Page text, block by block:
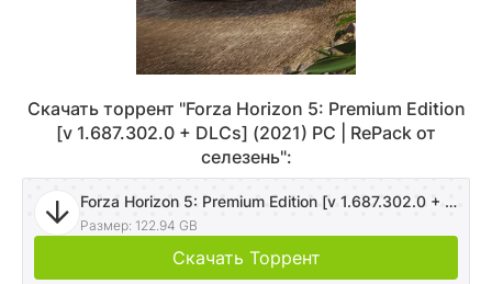
Скачать торрент "Forza Horizon 5: Premium Edition
[v 1.687.302.0 + DLCs] (2021) PC | RePack от
селезень":
Forza Horizon 5: Premium Edition [v 1.687.302.0 + DLCs] (2021) PC | RePack от селезень
Размер: 122.94 GB
Скачать Торрент